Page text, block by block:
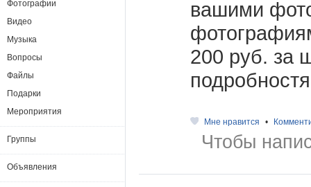
вашими
200 руб. за
Мне нравится •
Чтобы
Фотографии
Видео
Музыка
Вопросы
Файлы
Подарки
Мероприятия
Группы
Объявления